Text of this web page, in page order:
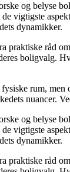
og belyse
vigtigste
dynamikker.
råd
boligvalg.
rum,
og belyse
vigtigste
dynamikker.
råd